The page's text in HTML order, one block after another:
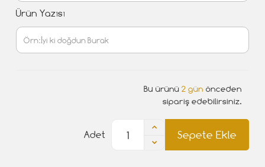
Ürün Yazısı
Bu ürünü 2 gün önceden
sipariş edebilirsiniz.
Sepete Ekle
Adet